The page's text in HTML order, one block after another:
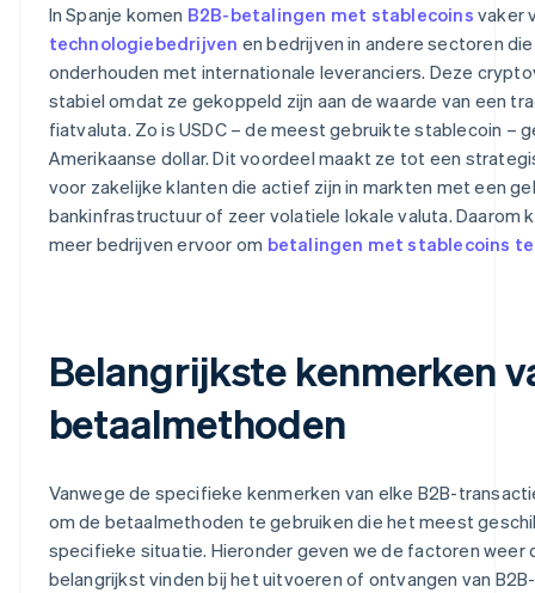
In Spanje komen B2B-betalingen met stablecoins vaker
technologiebedrijven en bedrijven in andere sectoren
onderhouden met internationale leveranciers. Deze
stabiel omdat ze gekoppeld zijn aan de waarde van een
fiatvaluta. Zo is USDC – de meest gebruikte stablecoin –
Amerikaanse dollar. Dit voordeel maakt ze tot een
voor zakelijke klanten die actief zijn in markten met een
bankinfrastructuur of zeer volatiele lokale valuta. Daarom
meer bedrijven ervoor om betalingen met stablecoins
Belangrijkste kenmerken
betaalmethoden
Vanwege de specifieke kenmerken van elke B2B-
om de betaalmethoden te gebruiken die het meest
specifieke situatie. Hieronder geven we de factoren weer
belangrijkst vinden bij het uitvoeren of ontvangen van